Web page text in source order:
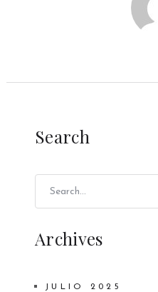
Search
Archives
JULIO 2025